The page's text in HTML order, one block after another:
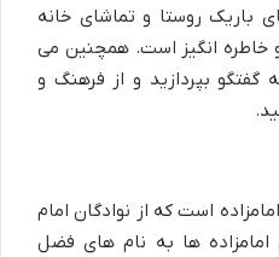
باریک روستا و تماشای خانه
خاطره انگیز است. همچنین می
گفتگو بپردازید و از فرهنگ و
است که از نوادگان امام
ها به نام های فضل